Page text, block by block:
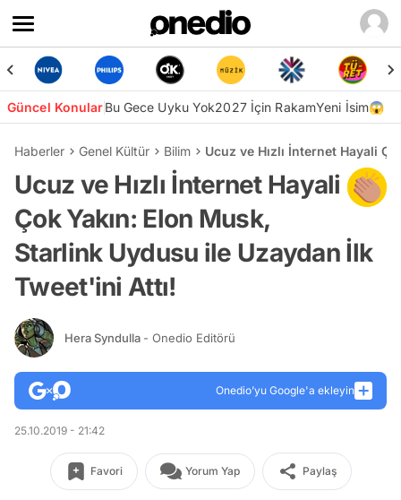
Güncel KonularBu Gece Uyku Yok2027 İçin RakamYeni İsim😱
Haberler Genel Kültür Bilim Ucuz ve Hızlı İnternet Hayali
Ucuz ve Hızlı İnternet Hayali
Çok Yakın: Elon Musk,
Starlink Uydusu ile Uzaydan İlk
Tweet'ini Attı!
Hera Syndulla - Onedio Editörü
Onedio’yu Google'a ekleyin
25.10.2019 - 21:42
Favori Yorum Yap Paylaş